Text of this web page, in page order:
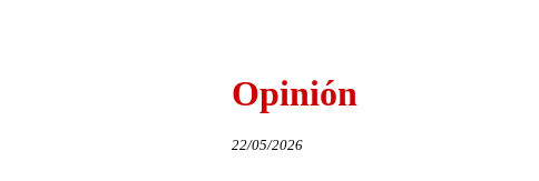
Opinión
22/05/2026